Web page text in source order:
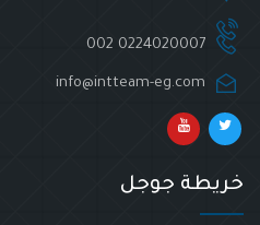
002 0224020007
info@intteam-eg.com
خريطة جوجل